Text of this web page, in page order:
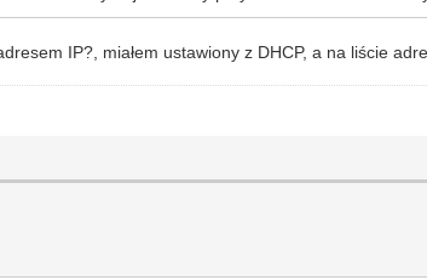
IP?, miałem ustawiony z DHCP, a na liście